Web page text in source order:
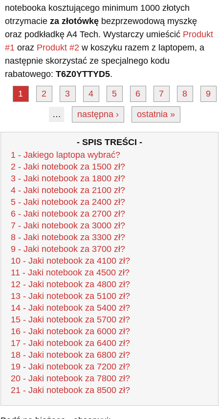
notebooka kosztującego minimum 1000 złotych
otrzymacie za złotówkę bezprzewodową myszkę
oraz podkładkę A4 Tech. Wystarczy umieścić Produkt
#1 oraz Produkt #2 w koszyku razem z laptopem, a
następnie skorzystać ze specjalnego kodu
rabatowego: T6Z0YTTYD5.
1
2 3 4 5 6 7 8 9
… następna › ostatnia »
- SPIS TREŚCI -
1 - Jakiego laptopa wybrać?
2 - Jaki notebook za 1500 zł?
3 - Jaki notebook za 1800 zł?
4 - Jaki notebook za 2100 zł?
5 - Jaki notebook za 2400 zł?
6 - Jaki notebook za 2700 zł?
7 - Jaki notebook za 3000 zł?
8 - Jaki notebook za 3300 zł?
9 - Jaki notebook za 3700 zł?
10 - Jaki notebook za 4100 zł?
11 - Jaki notebook za 4500 zł?
12 - Jaki notebook za 4800 zł?
13 - Jaki notebook za 5100 zł?
14 - Jaki notebook za 5400 zł?
15 - Jaki notebook za 5700 zł?
16 - Jaki notebook za 6000 zł?
17 - Jaki notebook za 6400 zł?
18 - Jaki notebook za 6800 zł?
19 - Jaki notebook za 7200 zł?
20 - Jaki notebook za 7800 zł?
21 - Jaki notebook za 8500 zł?